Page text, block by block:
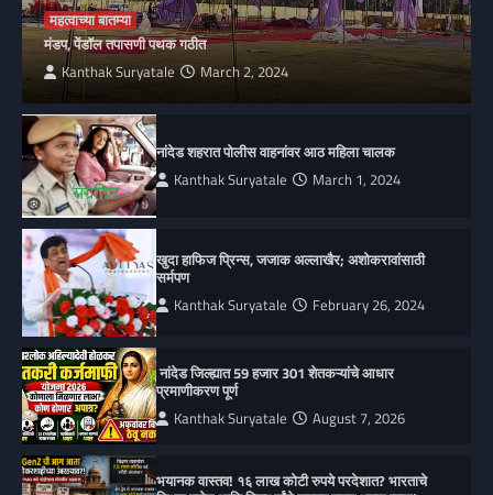
महत्वाच्या बातम्या
मंडप, पेंडॉल तपासणी पथक गठीत
Kanthak Suryatale March 2, 2024
नांदेड शहरात पोलीस वाहनांवर आठ महिला चालक
Kanthak Suryatale March 1, 2024
खुदा हाफिज प्रिन्स, जजाक अल्लाखैर; अशोकरावांसाठी
सर्मपण
Kanthak Suryatale February 26, 2024
नांदेड जिल्ह्यात 59 हजार 301 शेतकऱ्यांचे आधार
प्रमाणीकरण पूर्ण
Kanthak Suryatale August 7, 2026
भयानक वास्तव! १६ लाख कोटी रुपये परदेशात? भारताचे